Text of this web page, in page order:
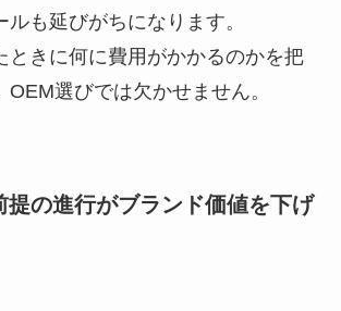
ルも延びがちになります。
ときに何に費用がかかるのかを把
選びでは欠かせません。
提の進行がブランド価値を下げ